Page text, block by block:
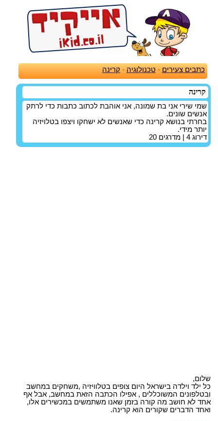
כתבים צעירים - טכנולוגיה - קרינה
קרינה
שמי שירי אני בת שמונה, אני אוהבת לכתוב כתבות כדי לרתק
אנשים שונים.
בחרתי בנושא קרינה כדי שאנשים לא ישחקו ויצפו בטלויזיה
יותר מידי.
דירוג 4 | מדרגים 20
שלום,
כל ילד וילדה בישראל היום צופים בטלוויזיה ,משחקים במחשב
ובטלפונים המשוכללים , אפילו הכתבה הזאת במחשב, אבל אף
אחד לא חושב מה קורה בזמן שאנו משתמשים במכשירים אלו,
ואחד הדברים שקורים הוא קרינה.